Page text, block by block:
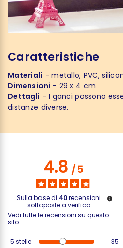
Caratteristiche
Materiali - metallo, PVC,
Dimensioni - 29 x 4 cm
Dettagli - I ganci possono
distanze diverse.
4.8/5
Sulla base di 40recensioni
sottoposte a verifica
Vedi tutte le recensioni su questo
sito
5 stelle
35